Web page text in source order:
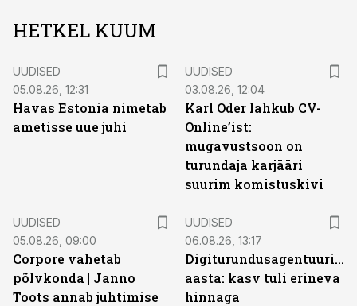
HETKEL KUUM
UUDISED
05.08.26, 12:31
Havas Estonia nimetab
ametisse uue juhi
UUDISED
03.08.26, 12:04
Karl Oder lahkub CV-
Online’ist:
mugavustsoon on
turundaja karjääri
suurim komistuskivi
UUDISED
05.08.26, 09:00
Corpore vahetab
põlvkonda | Janno
Toots annab juhtimise
UUDISED
06.08.26, 13:17
Digiturundusagentuuride
aasta: kasv tuli erineva
hinnaga